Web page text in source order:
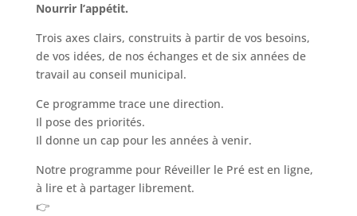
Nourrir l’appétit.
Trois axes clairs, construits à partir de vos besoins,
de vos idées, de nos échanges et de six années de
travail au conseil municipal.
Ce programme trace une direction.
Il pose des priorités.
Il donne un cap pour les années à venir.
Notre programme pour Réveiller le Pré est en ligne,
à lire et à partager librement.
👉